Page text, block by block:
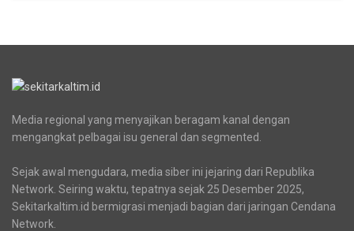
Media regional yang menyajikan beragam kanal dengan
mengangkat pelbagai isu general dan segmented.
Sejak awal mengudara, media siber ini jejaring dari Republika
Network. Seiring waktu, tepatnya sejak 25 Desember 2025,
Sekitarkaltim.id bermigrasi menjadi bagian dari jaringan Cendana
Network.